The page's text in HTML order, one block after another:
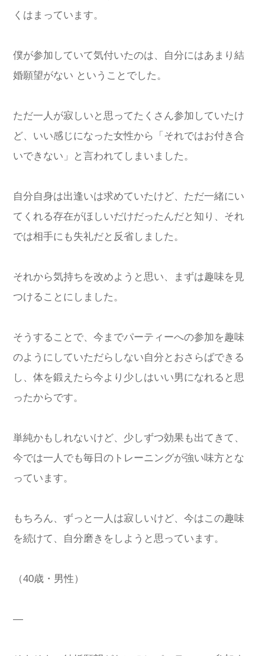
くはまっています。
僕が参加していて気付いたのは、自分にはあまり結
婚願望がない ということでした。
ただ一人が寂しいと思ってたくさん参加していたけ
ど、いい感じになった女性から「それではお付き合
いできない」と言われてしまいました。
自分自身は出逢いは求めていたけど、ただ一緒にい
てくれる存在がほしいだけだったんだと知り、それ
では相手にも失礼だと反省しました。
それから気持ちを改めようと思い、まずは趣味を見
つけることにしました。
そうすることで、今までパーティーへの参加を趣味
のようにしていただらしない自分とおさらばできる
し、体を鍛えたら今より少しはいい男になれると思
ったからです。
単純かもしれないけど、少しずつ効果も出てきて、
今では一人でも毎日のトレーニングが強い味方とな
っています。
もちろん、ずっと一人は寂しいけど、今はこの趣味
を続けて、自分磨きをしようと思っています。
（40歳・男性）
—